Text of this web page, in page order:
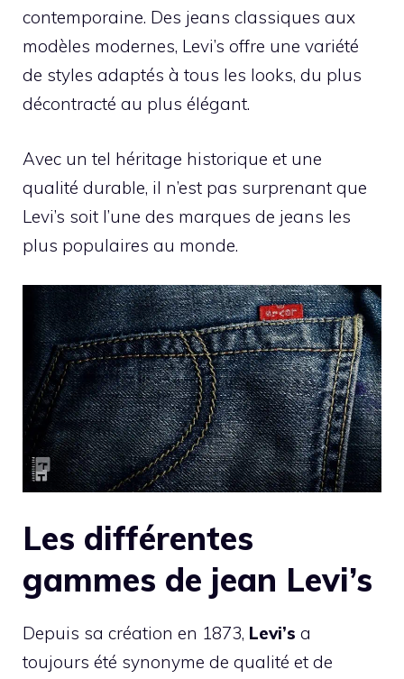
contemporaine. Des jeans classiques aux
modèles modernes, Levi’s offre une variété
de styles adaptés à tous les looks, du plus
décontracté au plus élégant.
Avec un tel héritage historique et une
qualité durable, il n’est pas surprenant que
Levi’s soit l’une des marques de jeans les
plus populaires au monde.
Les différentes
gammes de jean Levi’s
Depuis sa création en 1873, Levi’s a
toujours été synonyme de qualité et de